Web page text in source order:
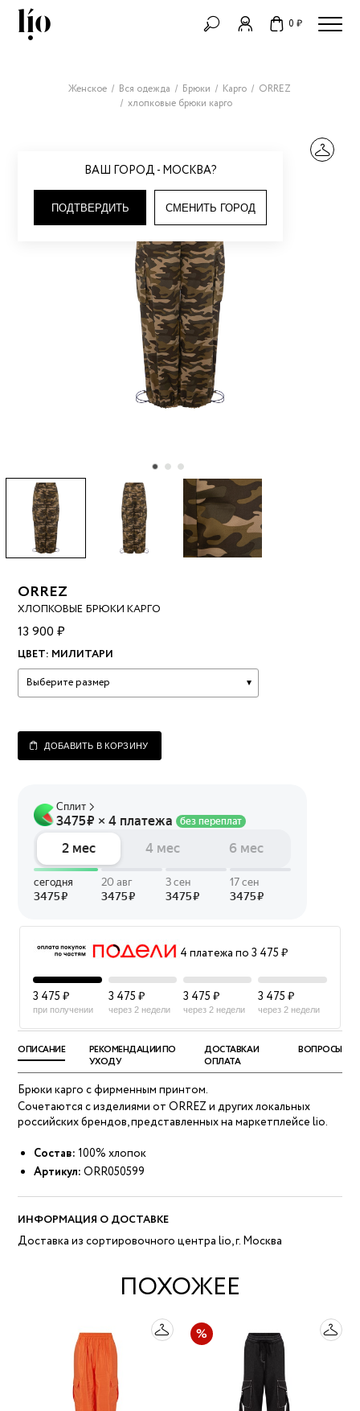
0 ₽
ВАШ ГОРОД - МОСКВА?
ПОДТВЕРДИТЬ СМЕНИТЬ ГОРОД
Женское Вся одежда Брюки Карго
ORREZ
хлопковые брюки карго
ORREZ
ХЛОПКОВЫЕ БРЮКИ КАРГО
13 900 ₽
ЦВЕТ: МИЛИТАРИ
Выберите размер
ДОБАВИТЬ В КОРЗИНУ
4 платежа по 3 475 ₽
3 475 ₽
при получении
3 475 ₽
через 2 недели
3 475 ₽
через 2 недели
3 475 ₽
через 2 недели
ОПИСАНИЕ
РЕКОМЕНДАЦИИ ПО
УХОДУ
ДОСТАВКА И
ОПЛАТА
ВОПРОСЫ
Брюки карго с фирменным принтом.
Сочетаются с изделиями от ORREZ и других локальных
российских брендов, представленных на маркетплейсе lio.
Состав: 100% хлопок
Артикул: ORR050599
ИНФОРМАЦИЯ О ДОСТАВКЕ
Доставка из сортировочного центра lio, г. Москва
ПОХОЖЕЕ